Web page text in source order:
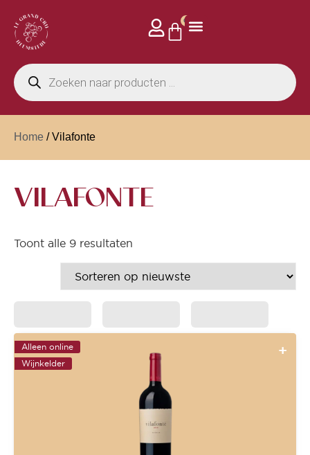
0
Home / Vilafonte
VILAFONTE
Toont alle 9 resultaten
Alleen online
Wijnkelder